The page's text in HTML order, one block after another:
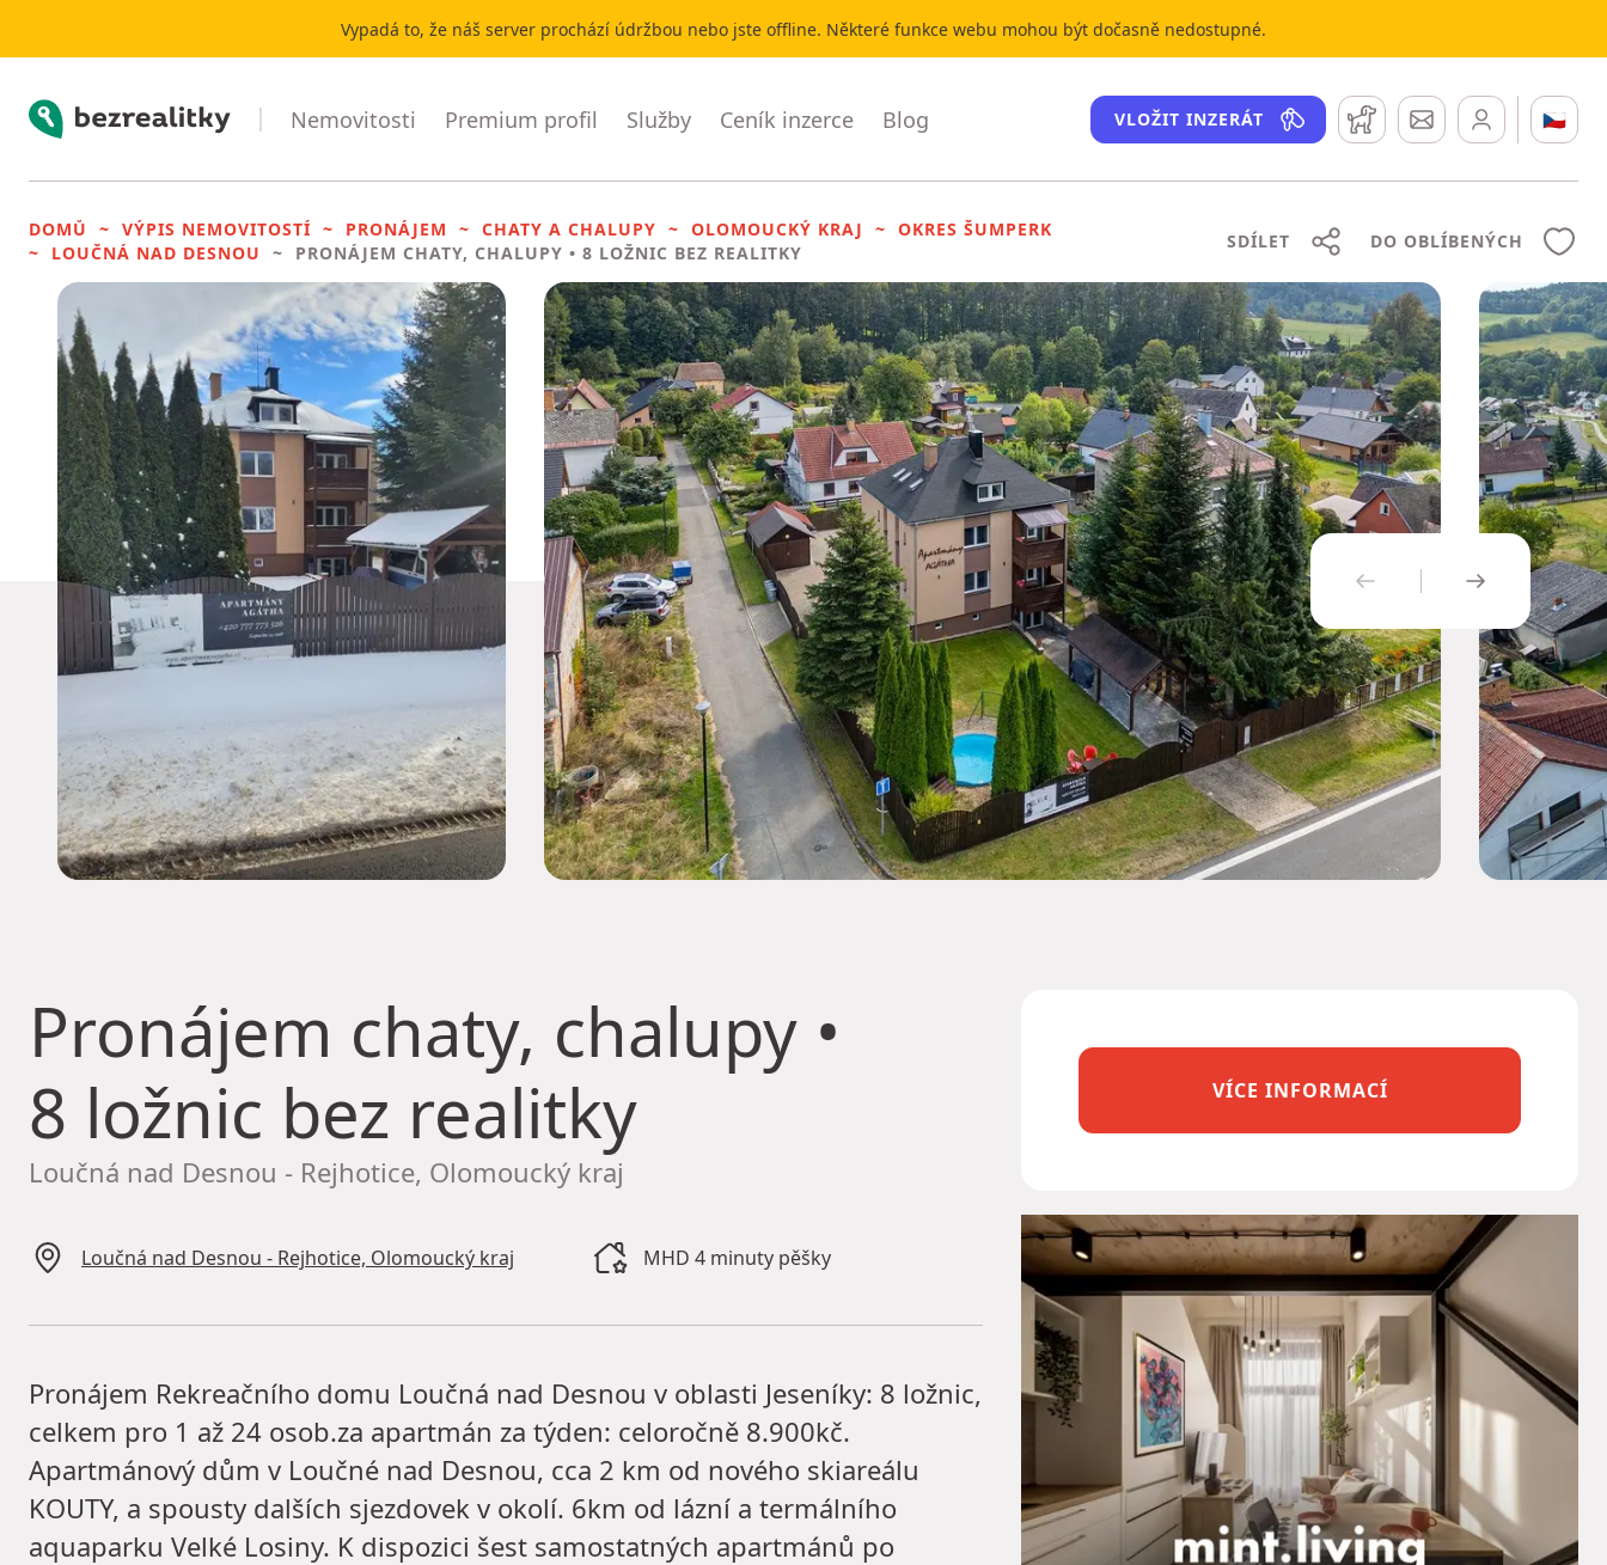
Vypadá to, že náš server prochází údržbou nebo jste offline. Některé funkce webu mohou být dočasně nedostupné.
Bezrealitky Nemovitosti Premium profil Služby Ceník inzerce Blog VLOŽIT INZERÁT Hlídací pesZprávy 🇨🇿
DOMŮ VÝPIS NEMOVITOSTÍ PRONÁJEM CHATY A CHALUPY OLOMOUCKÝ KRAJ
OKRES ŠUMPERK
LOUČNÁ NAD DESNOU
PRONÁJEM CHATY, CHALUPY • 8 LOŽNIC BEZ REALITKY
SDÍLET DO OBLÍBENÝCH
PŘEDCHOZÍ
Pronájem chaty, chalupy •
8 ložnic bez realitky
Loučná nad Desnou - Rejhotice, Olomoucký kraj
Loučná nad Desnou - Rejhotice, Olomoucký kraj MHD 4 minuty pěšky
Pronájem Rekreačního domu Loučná nad Desnou v oblasti Jeseníky: 8 ložnic,
celkem pro 1 až 24 osob.za apartmán za týden: celoročně 8.900kč.
Apartmánový dům v Loučné nad Desnou, cca 2 km od nového skiareálu
KOUTY, a spousty dalších sjezdovek v okolí. 6km od lázní a termálního
aquaparku Velké Losiny. K dispozici šest samostatných apartmánů po
VÍCE INFORMACÍ